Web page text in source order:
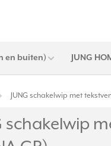
en buiten) JUNG
JUNG schakelwip met
schakelwip